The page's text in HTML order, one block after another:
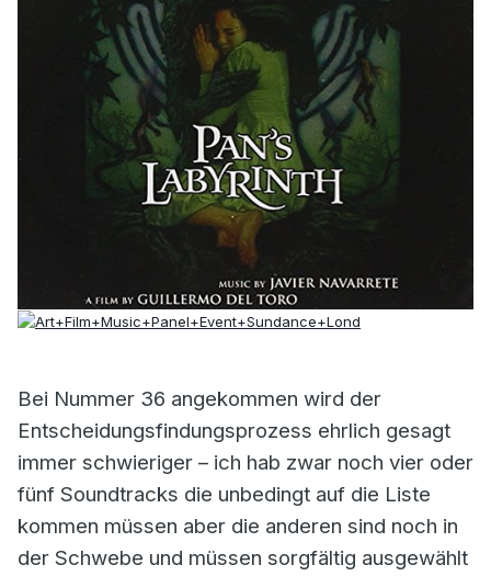
Bei Nummer 36 angekommen wird der
Entscheidungsfindungsprozess ehrlich gesagt
immer schwieriger – ich hab zwar noch vier oder
fünf Soundtracks die unbedingt auf die Liste
kommen müssen aber die anderen sind noch in
der Schwebe und müssen sorgfältig ausgewählt